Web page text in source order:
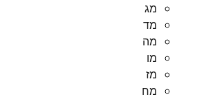
מג
מד
מה
מו
מז
מח